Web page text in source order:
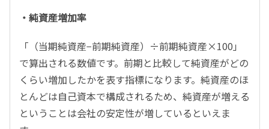
・純資産増加率
「（当期純資産−前期純資産）÷前期純資産×100」
で算出される数値です。前期と比較して純資産がどの
くらい増加したかを表す指標になります。純資産のほ
とんどは自己資本で構成されるため、純資産が増える
ということは会社の安定性が増しているといえま